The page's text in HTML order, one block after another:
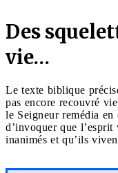
Des
vie…
Le texte biblique
pas encore recouvré
le Seigneur remédia en
d’invoquer que l’esprit
inanimés et qu’ils